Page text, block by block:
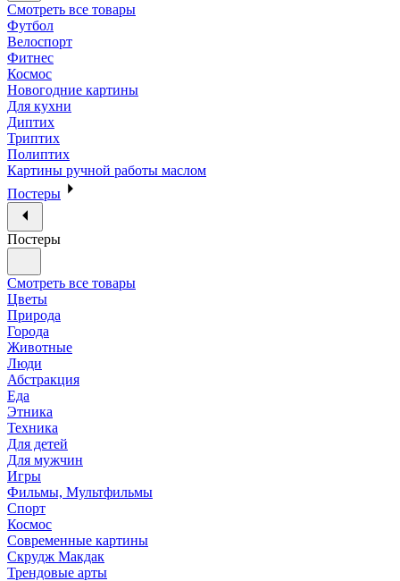
Смотреть все товары
Футбол
Велоспорт
Фитнес
Космос
Новогодние картины
Для кухни
Диптих
Триптих
Полиптих
Картины ручной работы маслом
Постеры
Постеры
Смотреть все товары
Цветы
Природа
Города
Животные
Люди
Абстракция
Еда
Этника
Техника
Для детей
Для мужчин
Игры
Фильмы, Мультфильмы
Спорт
Космос
Современные картины
Скрудж Макдак
Трендовые арты